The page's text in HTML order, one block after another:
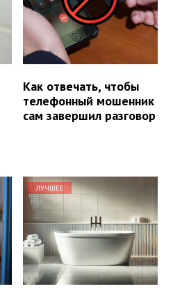
Как отвечать, чтобы
телефонный мошенник
сам завершил разговор
ЛУЧШЕЕ